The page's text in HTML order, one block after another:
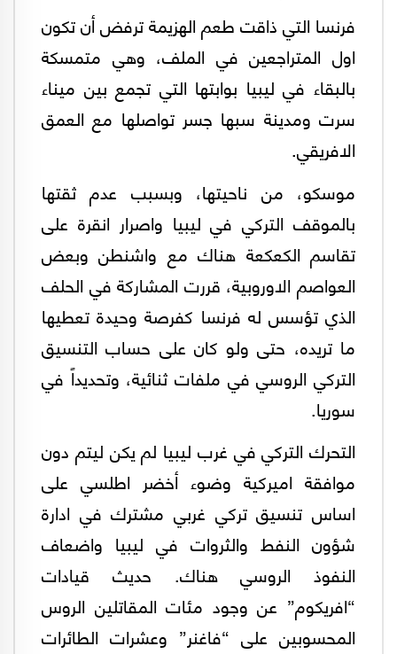
فرنسا التي ذاقت طعم الهزيمة ترفض أن تكون
اول المتراجعين في الملف، وهي متمسكة
بالبقاء في ليبيا بوابتها التي تجمع بين ميناء
سرت ومدينة سبها جسر تواصلها مع العمق
الافريقي.
موسكو، من ناحيتها، وبسبب عدم ثقتها
بالموقف التركي في ليبيا واصرار انقرة على
تقاسم الكعكعة هناك مع واشنطن وبعض
العواصم الاوروبية، قررت المشاركة في الحلف
الذي تؤسس له فرنسا كفرصة وحيدة تعطيها
ما تريده، حتى ولو كان على حساب التنسيق
التركي الروسي في ملفات ثنائية، وتحديداً في
سوريا.
التحرك التركي في غرب ليبيا لم يكن ليتم دون
موافقة اميركية وضوء أخضر اطلسي على
اساس تنسيق تركي غربي مشترك في ادارة
شؤون النفط والثروات في ليبيا واضعاف
النفوذ الروسي هناك. حديث قيادات
“افريكوم” عن وجود مئات المقاتلين الروس
المحسوبين على “فاغنر” وعشرات الطائرات